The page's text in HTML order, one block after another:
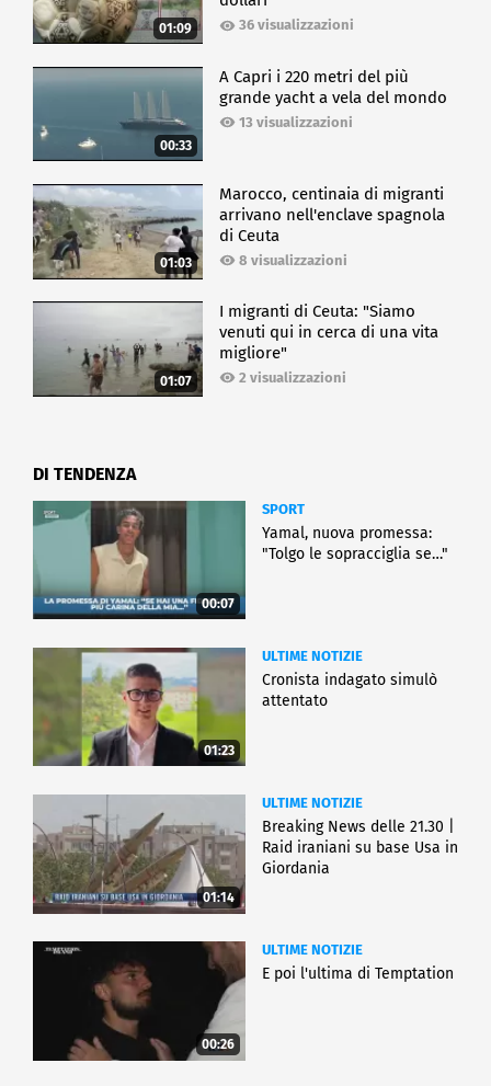
01:09 36 visualizzazioni
00:33
A Capri i 220 metri del più
grande yacht a vela del mondo
13 visualizzazioni
01:03
Marocco, centinaia di migranti
arrivano nell'enclave spagnola
di Ceuta
8 visualizzazioni
01:07
I migranti di Ceuta: "Siamo
venuti qui in cerca di una vita
migliore"
2 visualizzazioni
DI TENDENZA
00:07
SPORT
Yamal, nuova promessa:
"Tolgo le sopracciglia se…"
01:23
ULTIME NOTIZIE
Cronista indagato simulò
attentato
01:14
ULTIME NOTIZIE
Breaking News delle 21.30 |
Raid iraniani su base Usa in
Giordania
00:26
ULTIME NOTIZIE
E poi l'ultima di Temptation